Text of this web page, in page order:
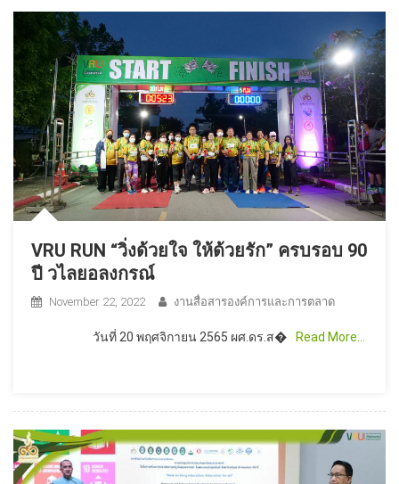
VRU RUN “วิ่งด้วยใจ ให้ด้วยรัก” ครบรอบ 90
ปี วไลยอลงกรณ์
November 22, 2022 งานสื่อสารองค์การและการตลาด
วันที่ 20 พฤศจิกายน 2565 ผศ.ดร.ส� Read More…